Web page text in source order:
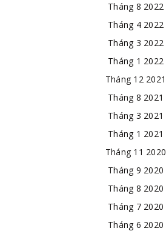
Tháng 8 2022
Tháng 4 2022
Tháng 3 2022
Tháng 1 2022
Tháng 12 2021
Tháng 8 2021
Tháng 3 2021
Tháng 1 2021
Tháng 11 2020
Tháng 9 2020
Tháng 8 2020
Tháng 7 2020
Tháng 6 2020